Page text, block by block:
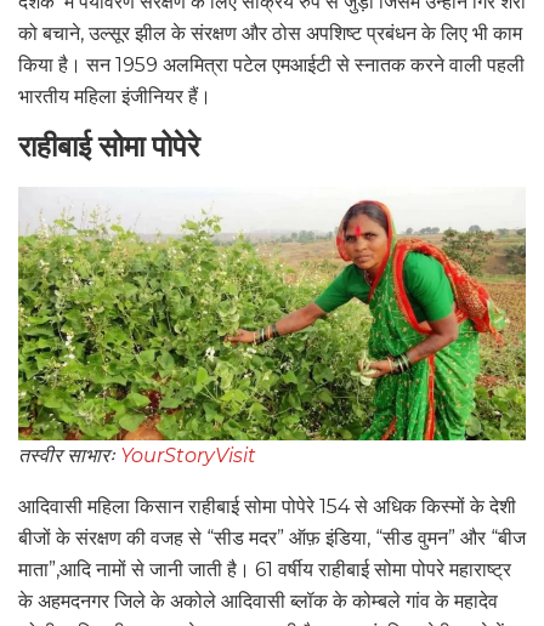
को बचाने, उल्सूर झील के संरक्षण और ठोस अपशिष्ट प्रबंधन के लिए भी काम
किया है। सन 1959 अलमित्रा पटेल एमआईटी से स्नातक करने वाली पहली
भारतीय महिला इंजीनियर हैं।
राहीबाई सोमा पोपेरे
तस्वीर साभारः YourStoryVisit
आदिवासी महिला किसान राहीबाई सोमा पोपेरे 154 से अधिक किस्मों के देशी
बीजों के संरक्षण की वजह से “सीड मदर” ऑफ़ इंडिया, “सीड वुमन”‌ और “बीज
माता”,आदि नामों से जानी जाती है। 61 वर्षीय राहीबाई सोमा पोपरे महाराष्ट्र
के अहमदनगर जिले के अकोले आदिवासी ब्लॉक के कोम्बले गांव के महादेव